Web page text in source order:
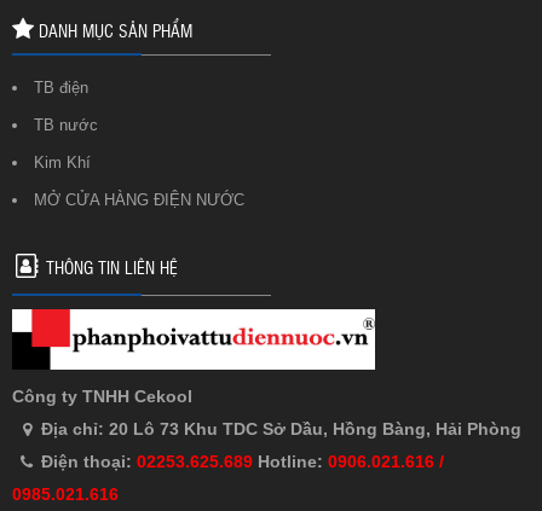
DANH MỤC SẢN PHẨM
TB điện
TB nước
Kim Khí
MỞ CỬA HÀNG ĐIỆN NƯỚC
THÔNG TIN LIÊN HỆ
Công ty TNHH Cekool
Địa chỉ: 20 Lô 73 Khu TDC Sở Dầu, Hồng Bàng, Hải Phòng
Điện thoại: 02253.625.689 Hotline: 0906.021.616 /
0985.021.616